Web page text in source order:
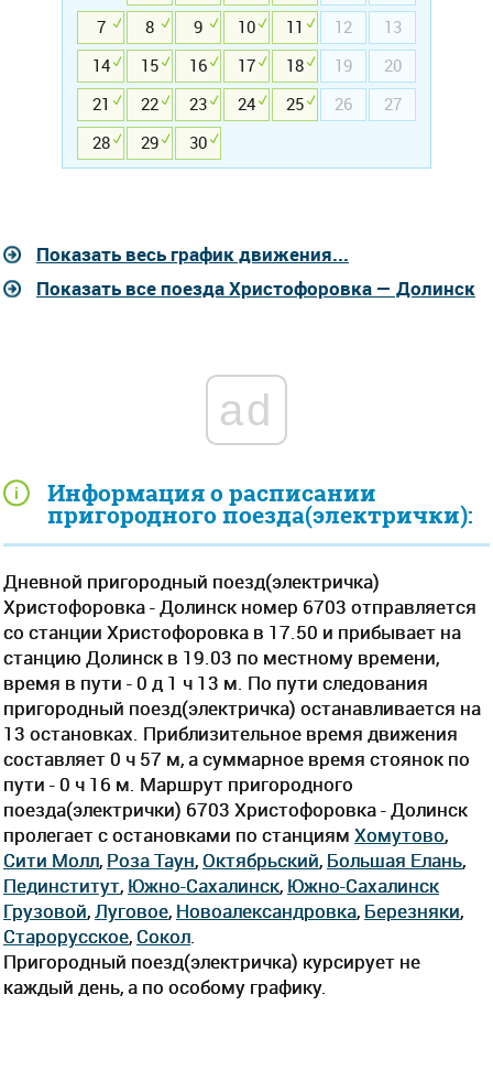
Информация о расписании
пригородного поезда(электрички):
Дневной пригородный поезд(электричка)
Христофоровка - Долинск номер 6703 отправляется
со станции Христофоровка в 17.50 и прибывает на
станцию Долинск в 19.03 по местному времени,
время в пути - 0 д 1 ч 13 м. По пути следования
пригородный поезд(электричка) останавливается на
13 остановках. Приблизительное время движения
составляет 0 ч 57 м, а суммарное время стоянок по
пути - 0 ч 16 м. Маршрут пригородного
поезда(электрички) 6703 Христофоровка - Долинск
пролегает c остановками по станциям Хомутово,
Сити Молл, Роза Таун,Октябрьский, Большая Елань,
Пединститут, Южно-Сахалинск, Южно-Сахалинск
Грузовой, Луговое, Новоалександровка, Березняки,
Старорусское, Сокол
Пригородный поезд(электричка) курсирует не
каждый день, а по особому графику.
7
8 9 10 11 12
13
14
15 16 17 18 19
20
21
22 23 24 25 26
27
28
29 30
Показать весь график движения...
Показать все поезда Христофоровка — Долинск
ad